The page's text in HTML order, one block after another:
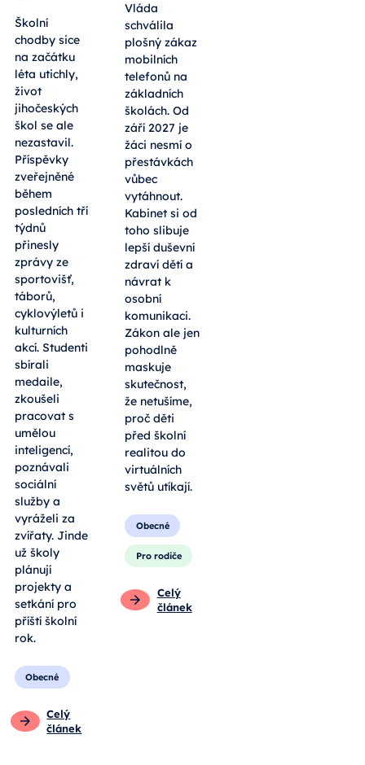
Školní
chodby sice
na začátku
léta utichly,
život
jihočeských
škol se ale
nezastavil.
Příspěvky
zveřejněné
během
posledních tří
týdnů
přinesly
zprávy ze
sportovišť,
táborů,
cyklovýletů i
kulturních
akcí. Studenti
sbírali
medaile,
zkoušeli
pracovat s
umělou
inteligencí,
poznávali
sociální
služby a
vyráželi za
zvířaty. Jinde
už školy
plánují
projekty a
setkání pro
příští školní
rok.
Obecné
Celý
článek
Vláda
schválila
plošný zákaz
mobilních
telefonů na
základních
školách. Od
září 2027 je
žáci nesmí o
přestávkách
vůbec
vytáhnout.
Kabinet si od
toho slibuje
lepší duševní
zdraví dětí a
návrat k
osobní
komunikaci.
Zákon ale jen
pohodlně
maskuje
skutečnost,
že netušíme,
proč děti
před školní
realitou do
virtuálních
světů utíkají.
Obecné
Pro rodiče
Celý
článek